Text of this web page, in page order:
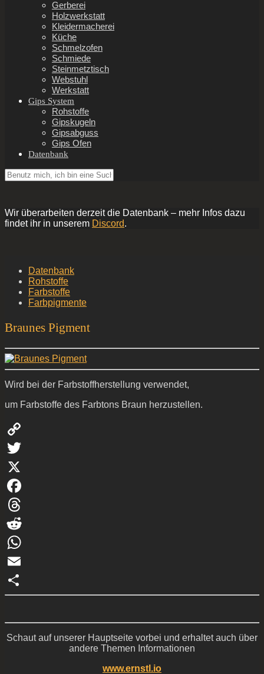
Gerberei
Holzwerkstatt
Kleidermacherei
Küche
Schmelzofen
Schmiede
Steinmetztisch
Webstuhl
Werkstatt
Gips System
Rohstoffe
Gipskugeln
Gipsabguss
Gips Ofen
Datenbank
Wir überarbeiten derzeit die Datenbank – mehr Infos dazu
findet ihr in unserem Discord.
Datenbank
Rohstoffe
Farbstoffe
Farbpigmente
Braunes Pigment
Wird bei der Farbstoffherstellung verwendet,
um Farbstoffe des Farbtons Braun herzustellen.
Copy
Link
Twitter
X
Facebook
Threads
Reddit
WhatsApp
Email
Teilen
Schaut auf unserer Hauptseite vorbei und erhaltet auch über
andere Themen Informationen
www.ernstl.io